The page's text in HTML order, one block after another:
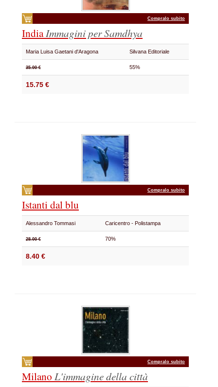
Compralo subito
IndiaImmagini per Samdhya
Maria Luisa Gaetani d'Aragona Silvana Editoriale
35.00 € 55%
15.75 €
Compralo subito
Istanti dal blu
Alessandro Tommasi Caricentro - Polistampa
28.00 € 70%
8.40 €
Compralo subito
Milano L'immagine della città